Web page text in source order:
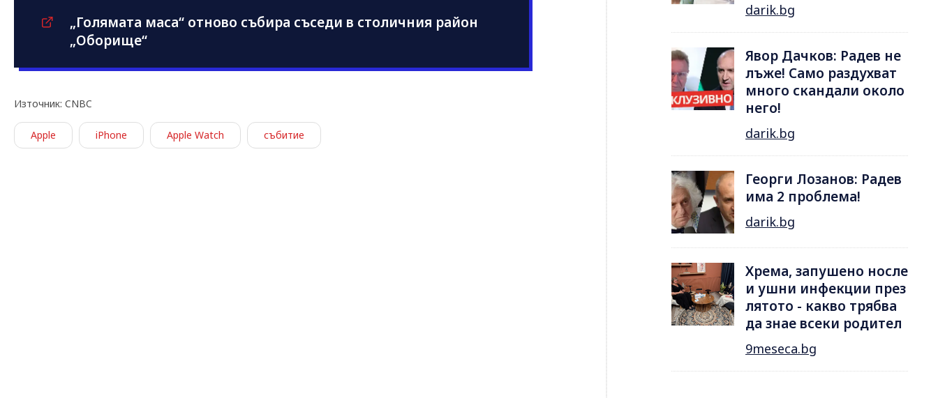
„Голямата маса“ отново събира съседи в столичния район
„Оборище“
Източник: CNBC
Apple iPhone Apple Watch събитие
darik.bg
Явор Дачков: Радев не
лъже! Само раздухват
много скандали около
него!
darik.bg
Георги Лозанов: Радев
има 2 проблема!
darik.bg
Хрема, запушено носле
и ушни инфекции през
лятотo - какво трябва
да знае всеки родител
9meseca.bg